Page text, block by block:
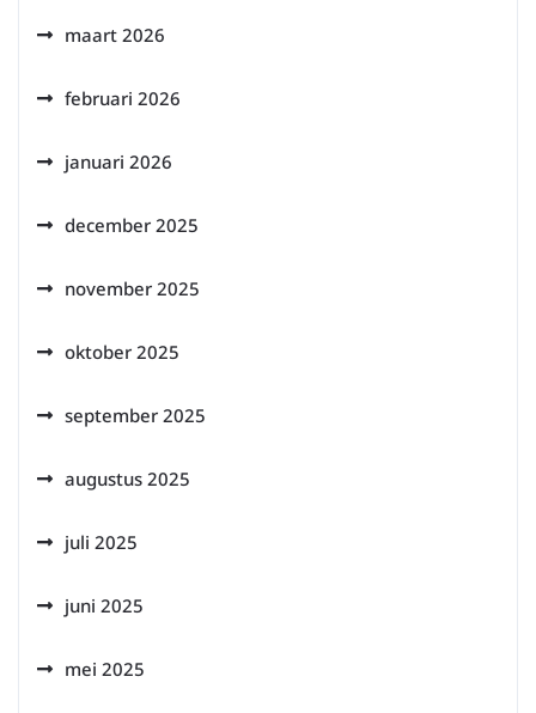
maart 2026
februari 2026
januari 2026
december 2025
november 2025
oktober 2025
september 2025
augustus 2025
juli 2025
juni 2025
mei 2025